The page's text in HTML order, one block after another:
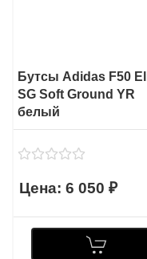
Бутсы Adidas F50
SG Soft Ground YR
белый
6 050